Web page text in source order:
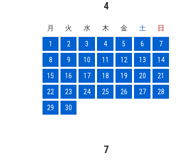
4
月 火 水 木 金 土
日
1
2 3 4 5 6
7
8
9 10 11 12 13
14
15
16 17 18 19 20
21
22
23 24 25 26 27
28
29
30
7